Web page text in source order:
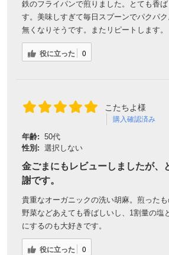
鉄のフライパンで煎りました。とても香
す。美味しすぎて毎日スプーンでパクパ
無くなりそうです。またリピートします。
役に立った 0
こたちよ様
購入確認済み
年齢: 50代
性別: 選択しない
金ごまにもレビューしましたが、
謝です。
貴重なオーガニックの洗い胡麻。煎った
野菜などあえても香ばしいし、1割量の塩
にするのも大好きです。
役に立った 0